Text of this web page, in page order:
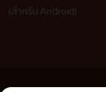
(สำหรับ Android)